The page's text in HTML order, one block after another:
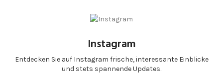
Instagram
Entdecken Sie auf Instagram frische, interessante Einblicke
und stets spannende Updates.